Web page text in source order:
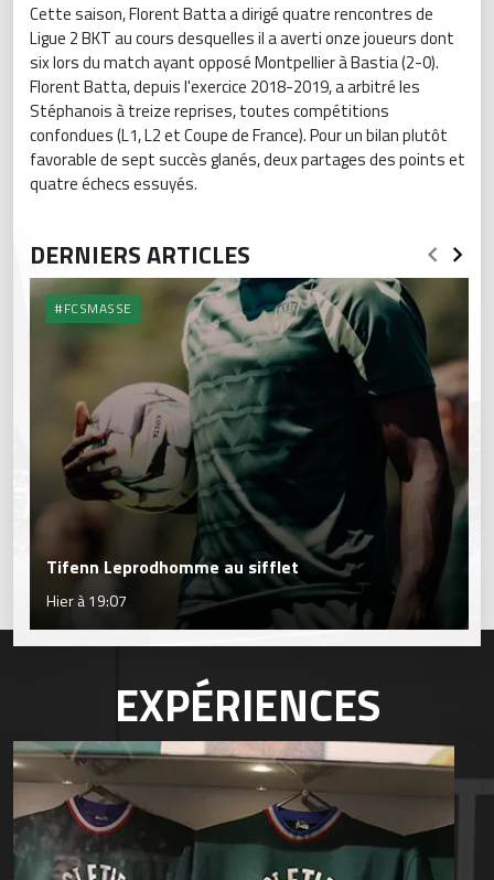
Cette saison, Florent Batta a dirigé quatre rencontres de
Ligue 2 BKT au cours desquelles il a averti onze joueurs dont
six lors du match ayant opposé Montpellier à Bastia (2-0).
Florent Batta, depuis l'exercice 2018-2019, a arbitré les
Stéphanois à treize reprises, toutes compétitions
confondues (L1, L2 et Coupe de France). Pour un bilan plutôt
favorable de sept succès glanés, deux partages des points et
quatre échecs essuyés.
DERNIERS ARTICLES
#FCSMASSE
Tifenn Leprodhomme au sifflet
Hier à 19:07
EXPÉRIENCES